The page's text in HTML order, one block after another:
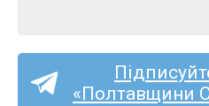
«Полтавщини